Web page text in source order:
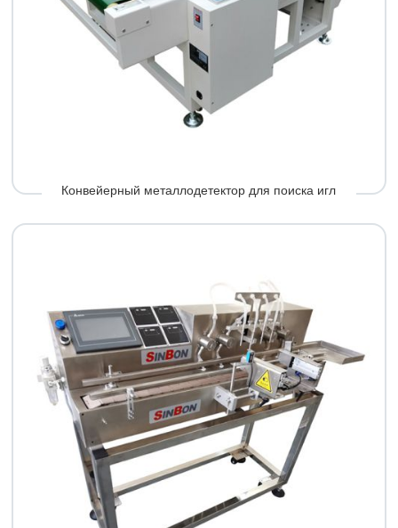
Конвейерный металлодетектор для поиска игл